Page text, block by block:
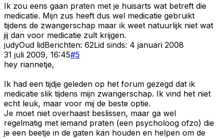
Ik zou eens gaan praten met je huisarts wat betreft die
medicatie. Mijn zus heeft dus wel medicatie gebruikt
tijdens de zwangerschap maar ik weet natuurlijk niet wat
jij dan voor medicatie zult krijgen.
judyOud lidBerichten: 62Lid sinds: 4 januari 2008
31 juli 2009, 16:45#5
hey riannetje,
Ik had een tijdje geleden op het forum gezegd dat ik
medicatie slik tijdens mijn zwangerschap. Ik vind het niet
echt leuk, maar voor mij de beste optie.
Je moet niet overhaast beslissen, maar ga wel
regelmatig met iemand praten (een psycholoog ofzo) die
je een beetje in de gaten kan houden en helpen om de